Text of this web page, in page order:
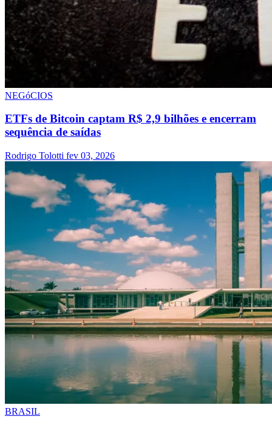
NEGóCIOS
ETFs de Bitcoin captam R$ 2,9 bilhões e encerram
sequência de saídas
Rodrigo Tolotti fev 03, 2026
BRASIL